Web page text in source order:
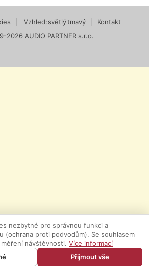
Vzhled:světlýtmavý
Kontakt
2026 AUDIO PARTNER s.r.o.
nezbytné pro správnou funkci a
(ochrana proti podvodům). Se souhlasem
návštěvnosti. Více informací
Přijmout vše